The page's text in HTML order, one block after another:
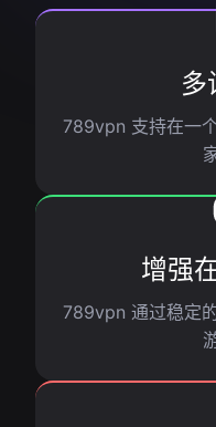
多
789vpn 支持在一
增强
789vpn 通过稳定